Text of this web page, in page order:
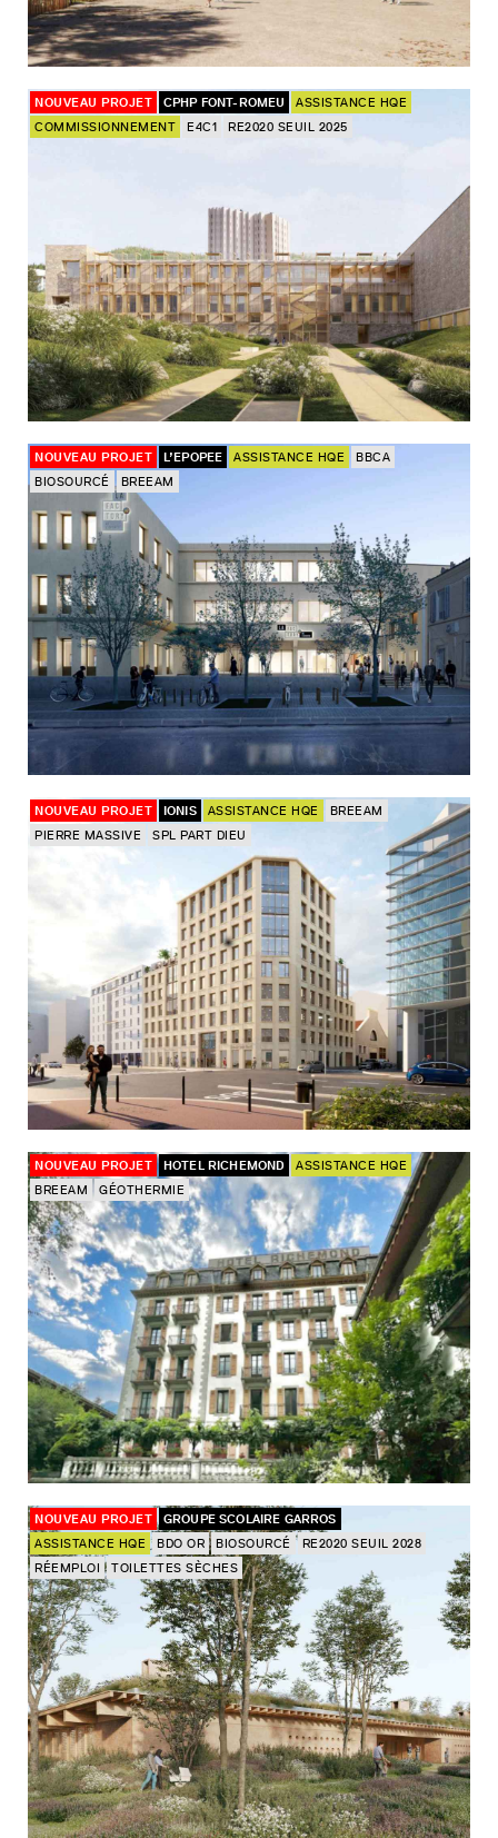
NOUVEAU PROJET CPHP FONT-ROMEU
ASSISTANCE HQE
COMMISSIONNEMENT
E4C1 RE2020 SEUIL 2025
NOUVEAU PROJET L’EPOPEE ASSISTANCE HQE
BBCA
BIOSOURCÉ
BREEAM
NOUVEAU PROJET IONIS ASSISTANCE HQE
BREEAM
PIERRE MASSIVE
SPL PART DIEU
NOUVEAU PROJET HOTEL RICHEMOND
ASSISTANCE HQE
BREEAM
GÉOTHERMIE
NOUVEAU PROJET
GROUPE SCOLAIRE GARROS
ASSISTANCE HQE
BDO OR BIOSOURCÉ
RE2020 SEUIL 2028
RÉEMPLOI
TOILETTES SÈCHES